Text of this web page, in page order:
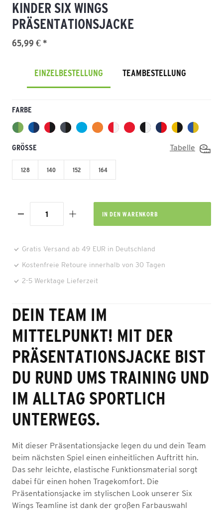
KINDER SIX WINGS
PRÄSENTATIONSJACKE
65,99 € *
EINZELBESTELLUNG TEAMBESTELLUNG
FARBE
GRÖSSE Tabelle
128 140 152 164
IN DEN WARENKORB
Gratis Versand ab 49 EUR in Deutschland
Kostenfreie Retoure innerhalb von 30 Tagen
2-5 Werktage Lieferzeit
DEIN TEAM IM
MITTELPUNKT! MIT DER
PRÄSENTATIONSJACKE BIST
DU RUND UMS TRAINING UND
IM ALLTAG SPORTLICH
UNTERWEGS.
Mit dieser Präsentationsjacke legen du und dein Team
beim nächsten Spiel einen einheitlichen Auftritt hin.
Das sehr leichte, elastische Funktionsmaterial sorgt
dabei für einen hohen Tragekomfort. Die
Präsentationsjacke im stylischen Look unserer Six
Wings Teamline ist dank der großen Farbauswahl